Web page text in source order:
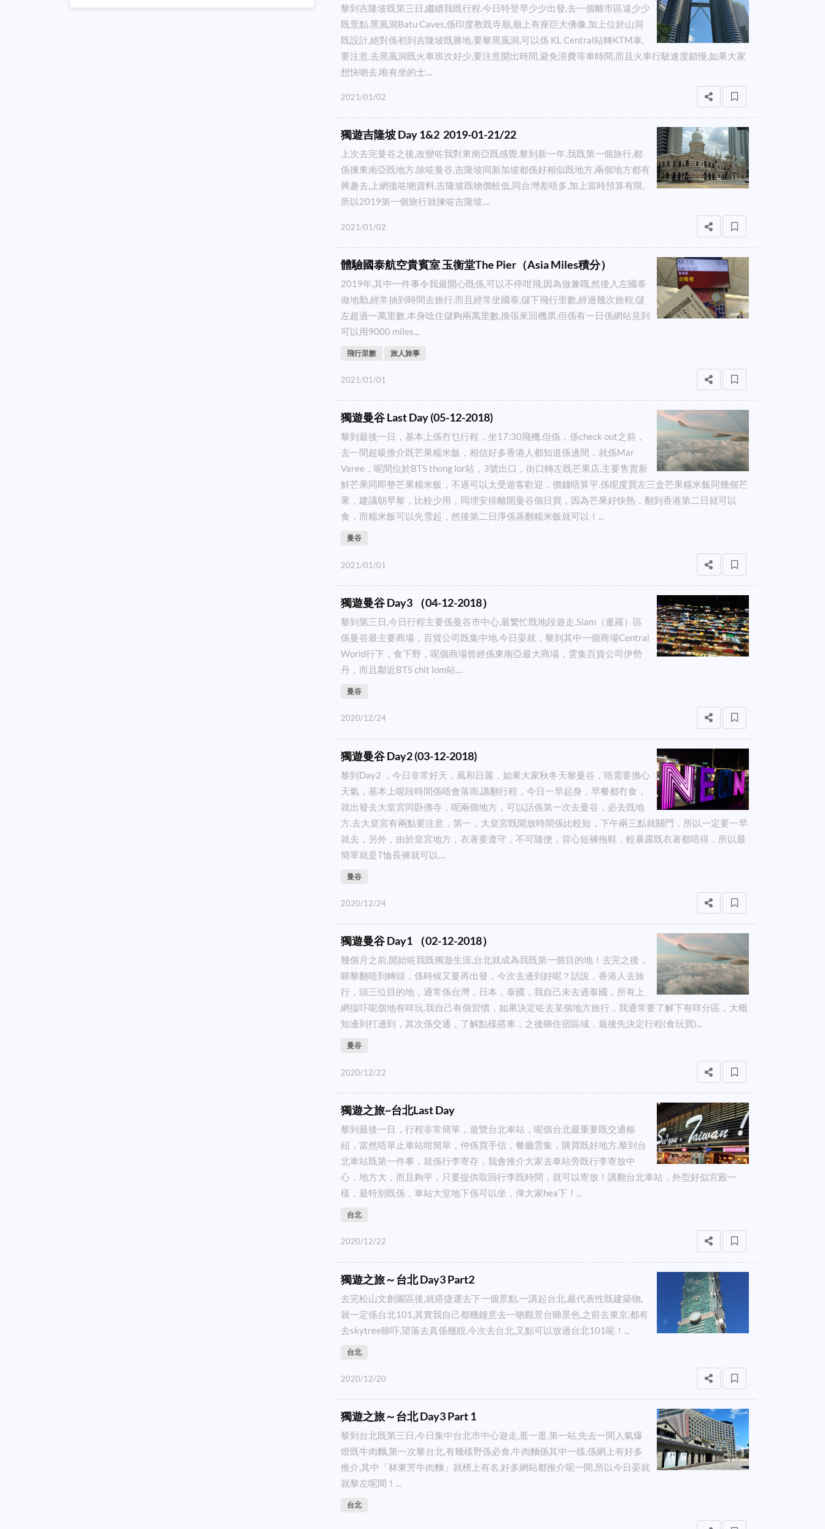
黎到吉隆坡既第三日,繼續我既行程.今日特登早少少出發,去一個離市區遠少少
既景點.黑風洞Batu Caves,係印度教既寺廟,廟上有座巨大佛像,加上位於山洞
既設計,絕對係初到吉隆坡既勝地.要黎黑風洞,可以係 KL Central站轉KTM車,
要注意,去黑風洞既火車班次好少,要注意開出時間,避免浪費等車時間,而且火車行駛速度頗慢,如果大家
想快啲去,唯有坐的士....
2021/01/02
獨遊吉隆坡 Day 1&2 2019-01-21/22
上次去完曼谷之後,改變咗我對東南亞既感覺.黎到新一年,我既第一個旅行,都
係揀東南亞既地方.除咗曼谷,吉隆坡同新加坡都係好相似既地方,兩個地方都有
興趣去,上網搵咗啲資料,吉隆坡既物價較低,同台灣差唔多,加上當時預算有限,
所以2019第一個旅行就揀咗吉隆坡....
2021/01/02
體驗國泰航空貴賓室 玉衡堂The Pier（Asia Miles積分）
2019年,其中一件事令我最開心既係,可以不停咁飛,因為做兼職,然後入左國泰
做地勤,經常抽到時間去旅行.而且經常坐國泰,儲下飛行里數,經過幾次旅程,儲
左超過一萬里數,本身唸住儲夠兩萬里數,換張來回機票,但係有一日係網站見到
可以用9000 miles...
飛行里數 旅人旅事
2021/01/01
獨遊曼谷 Last Day (05-12-2018)
黎到最後一日，基本上係冇乜行程，坐17:30飛機.但係，係check out之前，
去一間超級推介既芒果糯米飯，相信好多香港人都知道係邊間，就係Mar
Varee，呢間位於BTS thong lor站，3號出口，街口轉左既芒果店.主要售賣新
鮮芒果同即整芒果糯米飯，不過可以太受遊客歡迎，價錢唔算平.係呢度買左三盒芒果糯米飯同幾個芒
果，建議朝早黎，比較少用，同埋安排離開曼谷個日買，因為芒果好快熟，翻到香港第二日就可以
食，而糯米飯可以先雪起，然後第二日淨係蒸翻糯米飯就可以！...
曼谷
2021/01/01
獨遊曼谷 Day3 （04-12-2018）
黎到第三日,今日行程主要係曼谷市中心,最繁忙既地段遊走.Siam（暹羅）區
係曼谷最主要商場，百貨公司既集中地.今日晏就，黎到其中一個商場Central
World行下，食下野，呢個商場曾經係東南亞最大商場，雲集百貨公司伊勢
丹，而且鄰近BTS chit lom站....
曼谷
2020/12/24
獨遊曼谷 Day2 (03-12-2018)
黎到Day2 ，今日非常好天，風和日麗，如果大家秋冬天黎曼谷，唔需要擔心
天氣，基本上呢段時間係唔會落雨.講翻行程，今日一早起身，早餐都冇食，
就出發去大皇宮同卧佛寺，呢兩個地方，可以話係第一次去曼谷，必去既地
方.去大皇宮有兩點要注意，第一，大皇宮既開放時間係比較短，下午兩三點就關門，所以一定要一早
就去，另外，由於皇宮地方，衣著要遵守，不可隨便，背心短褲拖鞋，較暴露既衣著都唔得，所以最
簡單就是T恤長褲就可以....
曼谷
2020/12/24
獨遊曼谷 Day1 （02-12-2018）
幾個月之前,開始咗我既獨遊生涯,台北就成為我既第一個目的地！去完之後，
睇黎翻唔到轉頭，係時候又要再出發，今次去邊到好呢？話說，香港人去旅
行，頭三位目的地，通常係台灣，日本，泰國，我自己未去過泰國，所有上
網揾吓呢個地有咩玩.我自己有個習慣，如果決定咗去某個地方旅行，我通常要了解下有咩分區，大概
知邊到打邊到，其次係交通，了解點樣搭車，之後睇住宿區域，最後先決定行程(食玩買)...
曼谷
2020/12/22
獨遊之旅~台北Last Day
黎到最後一日，行程非常簡單，遊覽台北車站，呢個台北最重要既交通樞
紐，當然唔單止車站咁簡單，仲係買手信，餐廳雲集，購買既好地方.黎到台
北車站既第一件事，就係行李寄存，我會推介大家去車站旁既行李寄放中
心，地方大，而且夠平，只要提供取回行李既時間，就可以寄放！講翻台北車站，外型好似宮殿一
樣，最特別既係，車站大堂地下係可以坐，俾大家hea下！...
台北
2020/12/22
獨遊之旅～台北 Day3 Part2
去完松山文創園區後,就搭捷運去下一個景點.一講起台北,最代表性既建築物,
就一定係台北101,其實我自己都幾鐘意去一啲觀景台睇景色,之前去東京,都有
去skytree睇吓,望落去真係幾靚,今次去台北,又點可以放過台北101呢！...
台北
2020/12/20
獨遊之旅～台北 Day3 Part 1
黎到台北既第三日,今日集中台北市中心遊走,逛一逛.第一站,先去一間人氣爆
燈既牛肉麵,第一次黎台北,有幾樣野係必食,牛肉麵係其中一樣,係網上有好多
推介,其中「林東芳牛肉麵」就榜上有名,好多網站都推介呢一間,所以今日晏就
就黎左呢間！...
台北